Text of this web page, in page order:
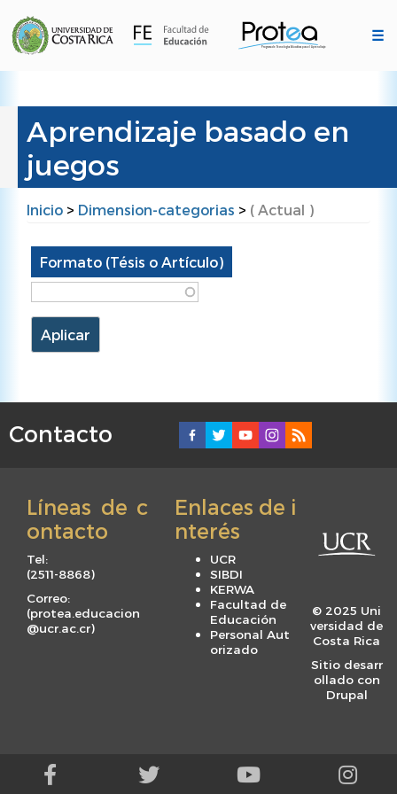
contenido
principal
☰
Aprendizaje basado en
juegos
de
navegación
Inicio > Dimension-categorias > ( Actual )
Formato (Tésis o Artículo)
FContacto
Líneas de c
ontacto
Tel:
(2511-8868)
Correo:
(protea.educacion
@ucr.ac.cr)
Enlaces de i
nterés
UCR
SIBDI
KERWA
Facultad de
Educación
Personal Aut
orizado
© 2025 Uni
versidad de
Costa Rica
Sitio desarr
ollado con
Drupal